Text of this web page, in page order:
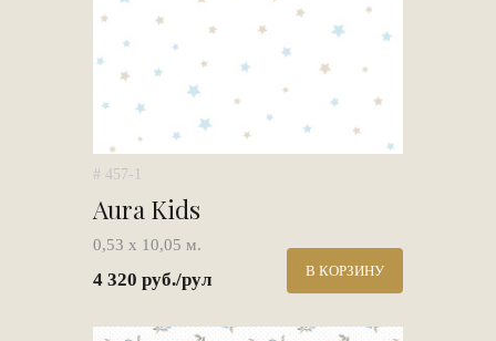
# 457-1
Aura Kids
0,53 х 10,05 м.
4 320 руб./рул В КОРЗИНУ